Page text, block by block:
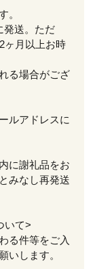
。
発送。ただ
ヶ月以上お時
る場合がござ
ルアドレスに
に謝礼品をお
みなし再発送
いて>
る件等をご入
いします。